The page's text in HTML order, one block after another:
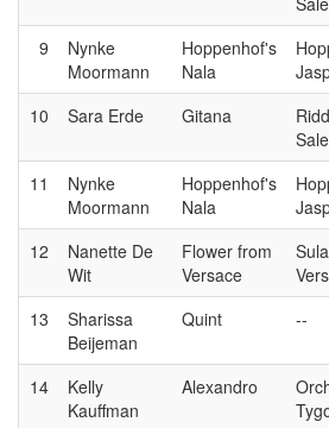
9
Nynke
Moormann
Hoppenhof's
Nala
10 Sara Erde Gitana
11
Nynke
Moormann
Hoppenhof's
Nala
12
Nanette De
Wit
Flower from
Versace
13
Sharissa
Beijeman
Quint --
14
Kelly
Kauffman
Alexandro